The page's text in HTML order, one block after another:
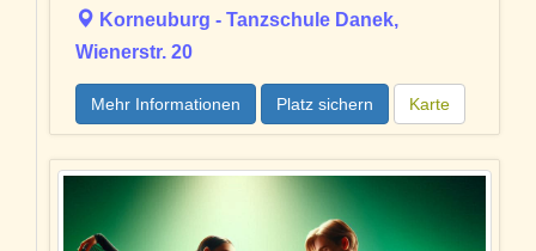
Korneuburg - Tanzschule Danek,
Wienerstr. 20
Mehr Informationen Platz sichern Karte